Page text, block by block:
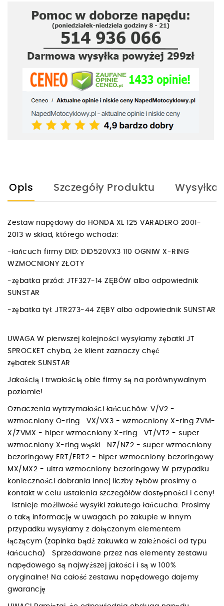
Opis Szczegóły Produktu Wysyłka
Zestaw napędowy do HONDA XL 125 VARADERO 2001-
2013 w skład, którego wchodzi:
-łańcuch firmy DID: DID520VX3 110 OGNIW X-RING
WZMOCNIONY ZŁOTY
-zębatka przód: JTF327-14 ZĘBÓW albo odpowiednik
SUNSTAR
-zębatka tył: JTR273-44 ZĘBY albo odpowiednik SUNSTAR
UWAGA W pierwszej kolejności wysyłamy zębatki JT
SPROCKET chyba, że klient zaznaczy chęć
zębatek SUNSTAR
Jakością i trwałością obie firmy są na porównywalnym
poziomie!
Oznaczenia wytrzymałości łańcuchów: V/V2 -
wzmocniony O-ring VX/VX3 - wzmocniony X-ring ZVM-
X/ZVMX - hiper wzmocniony X-ring VT/VT2 - super
wzmocniony X-ring wąski NZ/NZ2 - super wzmocniony
bezoringowy ERT/ERT2 - hiper wzmocniony bezoringowy
MX/MX2 - ultra wzmocniony bezoringowy W przypadku
konieczności dobrania innej liczby zębów prosimy o
kontakt w celu ustalenia szczegółów dostępności i ceny!
Istnieje możliwość wysyłki zakutego łańcucha. Prosimy
o taką informację w uwagach po zakupie w innym
przypadku wysyłamy z dołączonym elementem
łączącym (zapinka bądź zakuwka w zależności od typu
łańcucha) Sprzedawane przez nas elementy zestawu
napędowego są najwyższej jakości i są w 100%
oryginalne! Na całość zestawu napędowego dajemy
gwarancję